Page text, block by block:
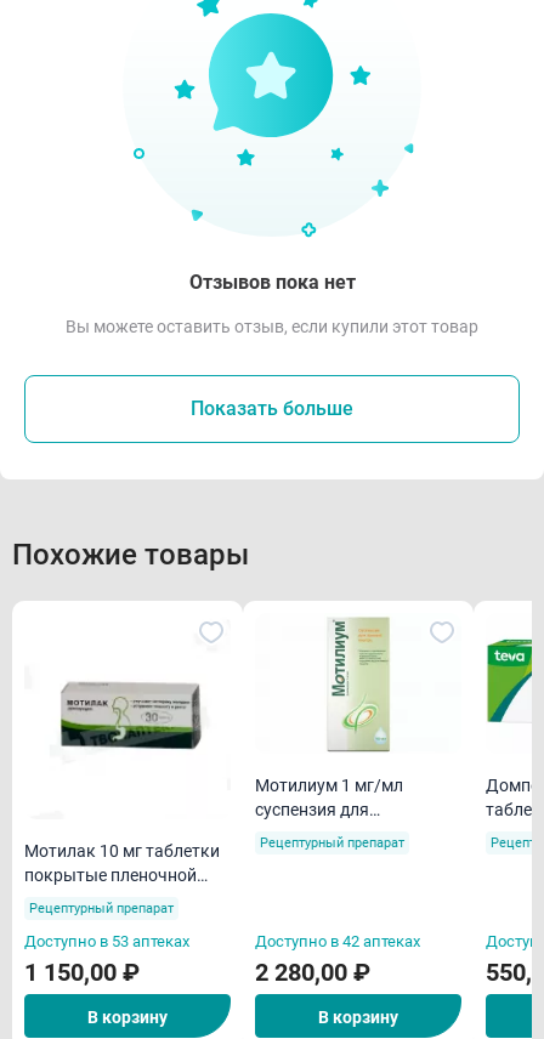
Отзывов пока нет
Вы можете оставить отзыв, если купили этот товар
Показать больше
Похожие товары
Мотилак 10 мг таблетки
покрытые пленочной
оболочкой N30
Рецептурный препарат
Доступно в 53 аптеках
1 150,00 ₽
В корзину
Мотилиум 1 мг/мл
суспензия для
внутреннего применения
Рецептурный препарат
Доступно в 42 аптеках
2 280,00 ₽
В корзину